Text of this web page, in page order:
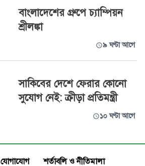
বাংলাদেশের গ্রুপে চ্যাম্পিয়ন
শ্রীলঙ্কা
৯ ঘণ্টা আগে
সাকিবের দেশে ফেরার কোনো
সুযোগ নেই: ক্রীড়া প্রতিমন্ত্রী
১০ ঘণ্টা আগে
যোগাযোগ
শর্তাবলি ও নীতিমালা